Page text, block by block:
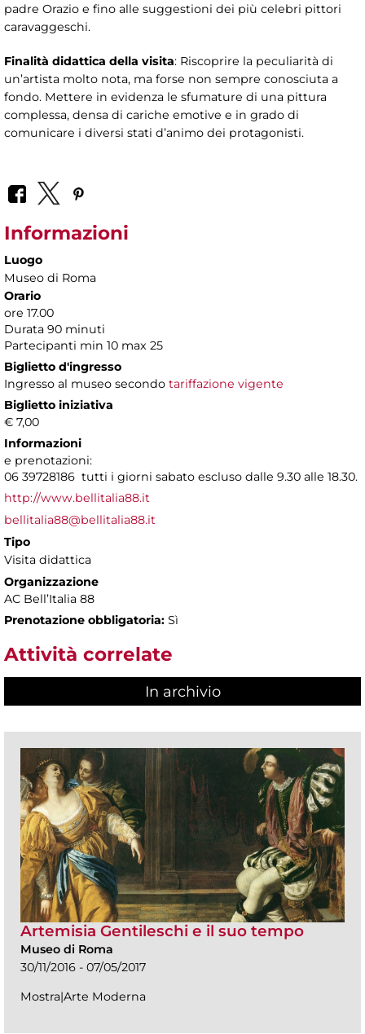
padre Orazio e fino alle suggestioni dei più celebri pittori
caravaggeschi.
Finalità didattica della visita: Riscoprire la peculiarità di
un’artista molto nota, ma forse non sempre conosciuta a
fondo. Mettere in evidenza le sfumature di una pittura
complessa, densa di cariche emotive e in grado di
comunicare i diversi stati d’animo dei protagonisti.
Informazioni
Luogo
Museo di Roma
Orario
ore 17.00
Durata 90 minuti
Partecipanti min 10 max 25
Biglietto d'ingresso
Ingresso al museo secondo tariffazione vigente
Biglietto iniziativa
€ 7,00
Informazioni
e prenotazioni:
06 39728186 tutti i giorni sabato escluso dalle 9.30 alle 18.30.
http://www.bellitalia88.it
bellitalia88@bellitalia88.it
Tipo
Visita didattica
Organizzazione
AC Bell’Italia 88
Prenotazione obbligatoria: Sì
Attività correlate
In archivio
Artemisia Gentileschi e il suo tempo
Museo di Roma
30/11/2016 - 07/05/2017
Mostra|Arte Moderna